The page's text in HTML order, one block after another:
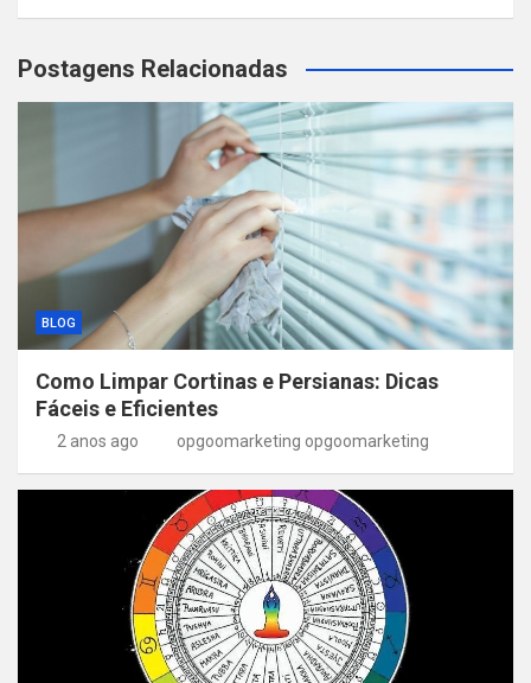
Postagens Relacionadas
BLOG
Como Limpar Cortinas e Persianas: Dicas
Fáceis e Eficientes
2 anos ago opgoomarketing opgoomarketing